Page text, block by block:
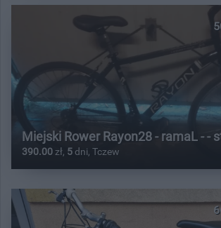
Miejski Rower Rayon28 - ramaL - -
390.00 zł, 5 dni, Tczew